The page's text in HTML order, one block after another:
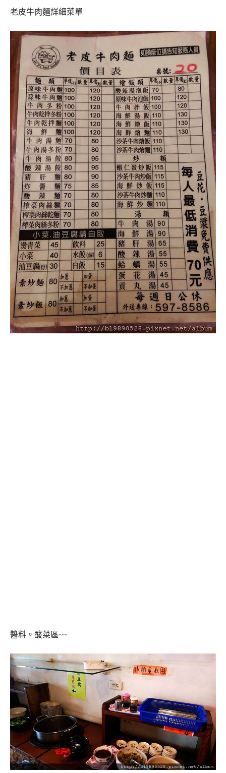
老皮牛肉麵詳細菜單
醬料。酸菜區~~